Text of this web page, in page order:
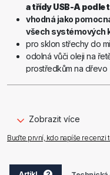
a třídy USB-A podle
vhodná jako
všech systémových
pro sklon střechy do
odolná vůči oleji na
prostředkům na dřevo
zachycování a odvod
dokonalý odvod
Číslo výr. 8847 6 75:
Zobrazit více
Buďte první, kdo napíše recenzi